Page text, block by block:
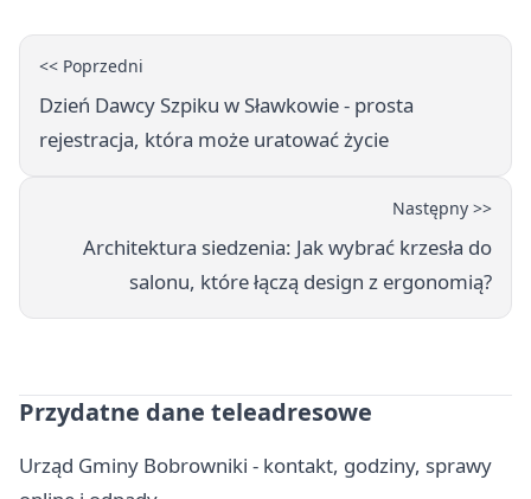
<< Poprzedni
Dzień Dawcy Szpiku w Sławkowie - prosta
rejestracja, która może uratować życie
Następny >>
Architektura siedzenia: Jak wybrać krzesła do
salonu, które łączą design z ergonomią?
Przydatne dane teleadresowe
Urząd Gminy Bobrowniki - kontakt, godziny, sprawy